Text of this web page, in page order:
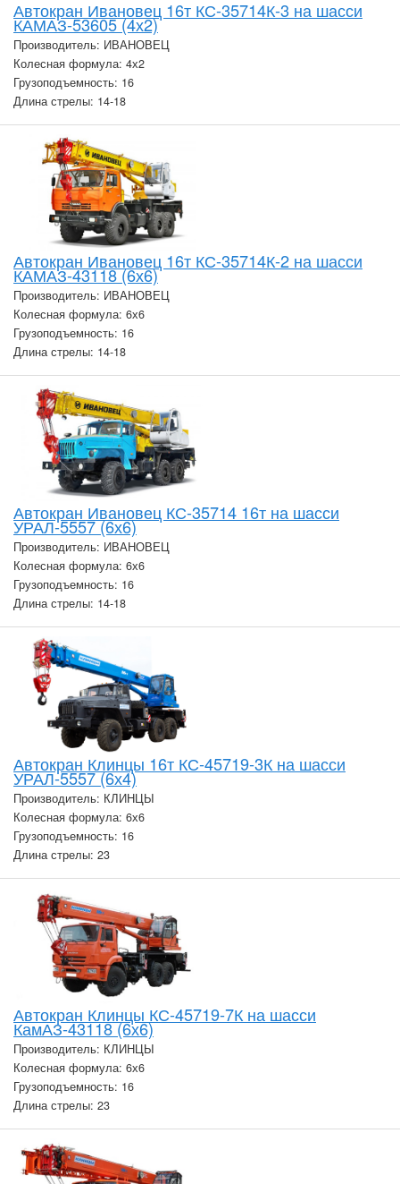
Автокран Ивановец 16т КС-35714К-3 на шасси
КАМАЗ-53605 (4х2)
Производитель: ИВАНОВЕЦ
Колесная формула: 4х2
Грузоподъемность: 16
Длина стрелы: 14-18
Автокран Ивановец 16т КС-35714К-2 на шасси
КАМАЗ-43118 (6х6)
Производитель: ИВАНОВЕЦ
Колесная формула: 6х6
Грузоподъемность: 16
Длина стрелы: 14-18
Автокран Ивановец КС-35714 16т на шасси
УРАЛ-5557 (6х6)
Производитель: ИВАНОВЕЦ
Колесная формула: 6х6
Грузоподъемность: 16
Длина стрелы: 14-18
Автокран Клинцы 16т КС-45719-3К на шасси
УРАЛ-5557 (6х4)
Производитель: КЛИНЦЫ
Колесная формула: 6х6
Грузоподъемность: 16
Длина стрелы: 23
Автокран Клинцы КС-45719-7К на шасси
КамАЗ-43118 (6х6)
Производитель: КЛИНЦЫ
Колесная формула: 6х6
Грузоподъемность: 16
Длина стрелы: 23